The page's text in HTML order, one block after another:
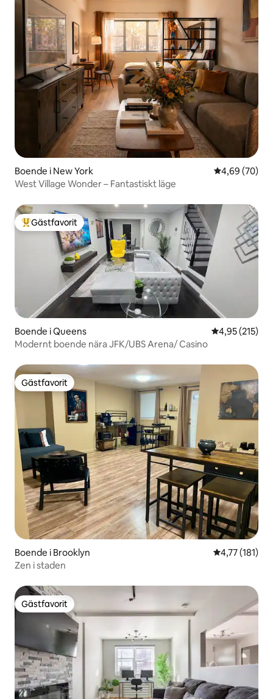
Boende i New York 4,69 av 5 i
4,69 (70)
West Village Wonder – Fantastiskt läge
Populär gästfavorit
Gästfavorit
Boende i Queens 4,95 av 5 i
4,95 (215)
Modernt boende nära JFK/UBS Arena/ Casino
Gästfavorit
Gästfavorit
Boende i Brooklyn 4,77 av 5 i
4,77 (181)
Zen i staden
Gästfavorit
Gästfavorit